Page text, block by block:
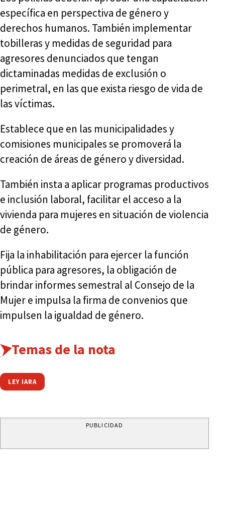
específica en perspectiva de género y
derechos humanos. También implementar
tobilleras y medidas de seguridad para
agresores denunciados que tengan
dictaminadas medidas de exclusión o
perimetral, en las que exista riesgo de vida de
las víctimas.
Establece que en las municipalidades y
comisiones municipales se promoverá la
creación de áreas de género y diversidad.
También insta a aplicar programas productivos
e inclusión laboral, facilitar el acceso a la
vivienda para mujeres en situación de violencia
de género.
Fija la inhabilitación para ejercer la función
pública para agresores, la obligación de
brindar informes semestral al Consejo de la
Mujer e impulsa la firma de convenios que
impulsen la igualdad de género.
Temas de la nota
LEY IARA
PUBLICIDAD